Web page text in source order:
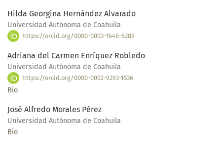
Hilda Georgina Hernández Alvarado
Universidad Autónoma de Coahuila
https://orcid.org/0000-0003-1646-6289
Adriana del Carmen Enríquez Robledo
Universidad Autónoma de Coahuila
https://orcid.org/0000-0002-9293-1536
Bio
José Alfredo Morales Pérez
Universidad Autónoma de Coahuila
Bio